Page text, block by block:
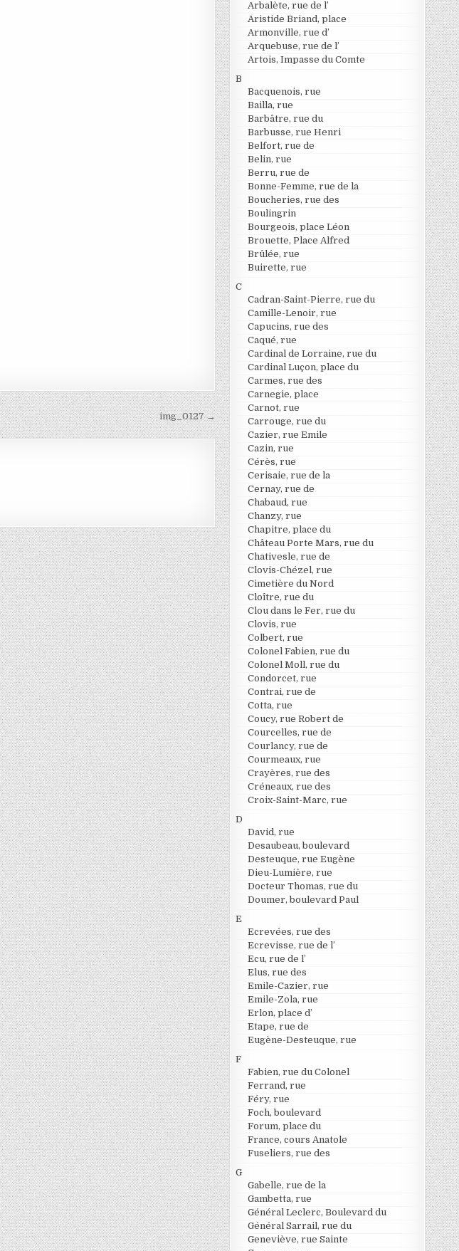
img_0127 →
Arbalète, rue de l’
Aristide Briand, place
Armonville, rue d’
Arquebuse, rue de l’
Artois, Impasse du Comte
B
Bacquenois, rue
Bailla, rue
Barbâtre, rue du
Barbusse, rue Henri
Belfort, rue de
Belin, rue
Berru, rue de
Bonne-Femme, rue de la
Boucheries, rue des
Boulingrin
Bourgeois, place Léon
Brouette, Place Alfred
Brûlée, rue
Buirette, rue
C
Cadran-Saint-Pierre, rue du
Camille-Lenoir, rue
Capucins, rue des
Caqué, rue
Cardinal de Lorraine, rue du
Cardinal Luçon, place du
Carmes, rue des
Carnegie, place
Carnot, rue
Carrouge, rue du
Cazier, rue Emile
Cazin, rue
Cérès, rue
Cerisaie, rue de la
Cernay, rue de
Chabaud, rue
Chanzy, rue
Chapitre, place du
Château Porte Mars, rue du
Chativesle, rue de
Clovis-Chézel, rue
Cimetière du Nord
Cloître, rue du
Clou dans le Fer, rue du
Clovis, rue
Colbert, rue
Colonel Fabien, rue du
Colonel Moll, rue du
Condorcet, rue
Contrai, rue de
Cotta, rue
Coucy, rue Robert de
Courcelles, rue de
Courlancy, rue de
Courmeaux, rue
Crayères, rue des
Créneaux, rue des
Croix-Saint-Marc, rue
D
David, rue
Desaubeau, boulevard
Desteuque, rue Eugène
Dieu-Lumière, rue
Docteur Thomas, rue du
Doumer, boulevard Paul
E
Ecrevées, rue des
Ecrevisse, rue de l’
Ecu, rue de l’
Elus, rue des
Emile-Cazier, rue
Emile-Zola, rue
Erlon, place d’
Etape, rue de
Eugène-Desteuque, rue
F
Fabien, rue du Colonel
Ferrand, rue
Féry, rue
Foch, boulevard
Forum, place du
France, cours Anatole
Fuseliers, rue des
G
Gabelle, rue de la
Gambetta, rue
Général Leclerc, Boulevard du
Général Sarrail, rue du
Geneviève, rue Sainte